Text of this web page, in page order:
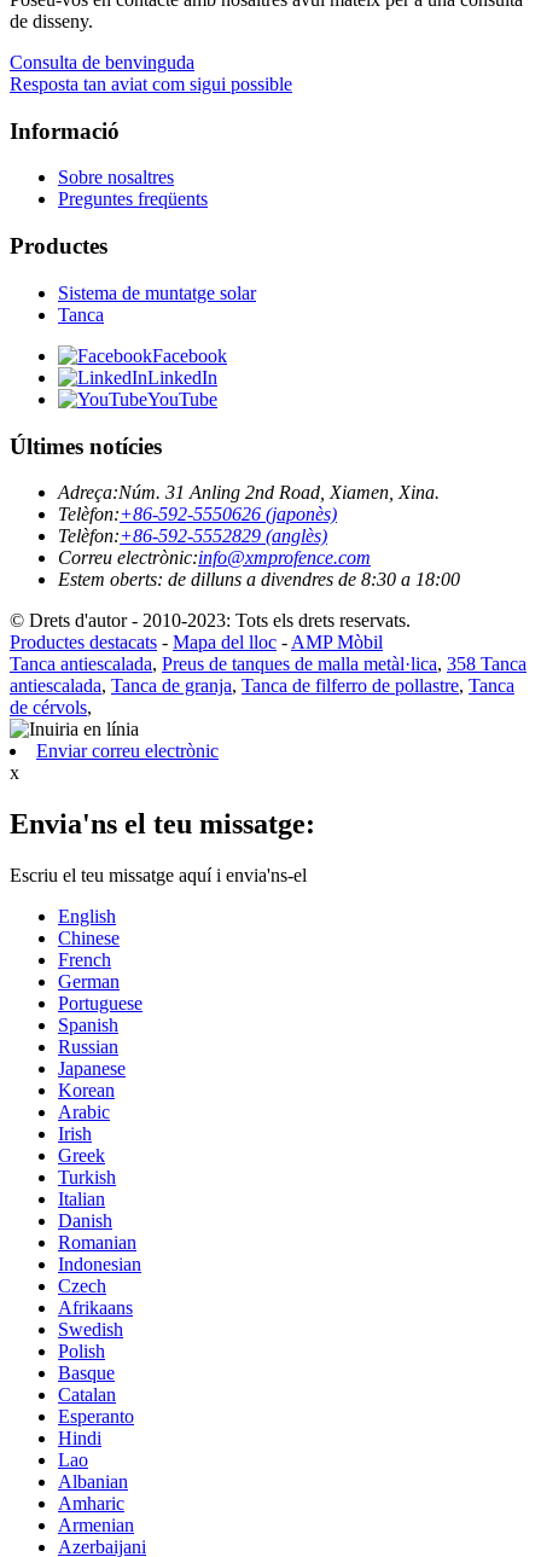
de disseny.
Consulta de benvinguda
Resposta tan aviat com sigui possible
Informació
Sobre nosaltres
Preguntes freqüents
Productes
Sistema de muntatge solar
Tanca
Facebook
LinkedIn
YouTube
Últimes notícies
Adreça:Núm. 31 Anling 2nd Road, Xiamen, Xina.
Telèfon:+86-592-5550626 (japonès)
Telèfon:+86-592-5552829 (anglès)
Correu electrònic:info@xmprofence.com
Estem oberts: de dilluns a divendres de 8:30 a 18:00
© Drets d'autor - 2010-2023: Tots els drets reservats.
Productes destacats - Mapa del lloc - AMP Mòbil
Tanca antiescalada, Preus de tanques de malla metàl·lica, 358 Tanca
antiescalada, Tanca de granja, Tanca de filferro de pollastre, Tanca
de cérvols,
Enviar correu electrònic
x
Envia'ns el teu missatge:
Escriu el teu missatge aquí i envia'ns-el
English
Chinese
French
German
Portuguese
Spanish
Russian
Japanese
Korean
Arabic
Irish
Greek
Turkish
Italian
Danish
Romanian
Indonesian
Czech
Afrikaans
Swedish
Polish
Basque
Catalan
Esperanto
Hindi
Lao
Albanian
Amharic
Armenian
Azerbaijani